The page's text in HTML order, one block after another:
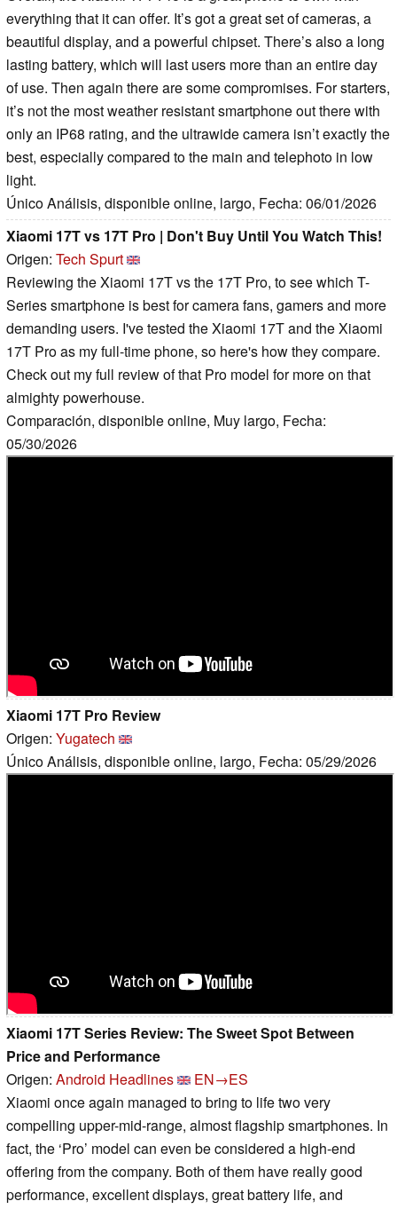
everything that it can offer. It’s got a great set of cameras, a
beautiful display, and a powerful chipset. There’s also a long
lasting battery, which will last users more than an entire day
of use. Then again there are some compromises. For starters,
it’s not the most weather resistant smartphone out there with
only an IP68 rating, and the ultrawide camera isn’t exactly the
best, especially compared to the main and telephoto in low
light.
Único Análisis, disponible online, largo, Fecha: 06/01/2026
Xiaomi 17T vs 17T Pro | Don't Buy Until You Watch This!
Origen: Tech Spurt
Reviewing the Xiaomi 17T vs the 17T Pro, to see which T-
Series smartphone is best for camera fans, gamers and more
demanding users. I've tested the Xiaomi 17T and the Xiaomi
17T Pro as my full-time phone, so here's how they compare.
Check out my full review of that Pro model for more on that
almighty powerhouse.
Comparación, disponible online, Muy largo, Fecha:
05/30/2026
Xiaomi 17T Pro Review
Origen: Yugatech
Único Análisis, disponible online, largo, Fecha: 05/29/2026
Xiaomi 17T Series Review: The Sweet Spot Between
Price and Performance
Origen: Android Headlines
EN→ES
Xiaomi once again managed to bring to life two very
compelling upper-mid-range, almost flagship smartphones. In
fact, the ‘Pro’ model can even be considered a high-end
offering from the company. Both of them have really good
performance, excellent displays, great battery life, and